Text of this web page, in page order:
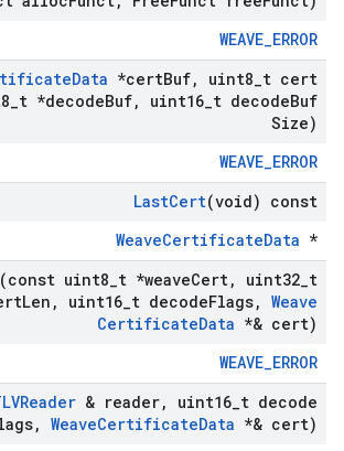
WEAVE_ERROR
Data *certBuf, uint8 t cert
t *decodeBuf, uint16 t decodeBuf
Size)
WEAVE_ERROR
LastCert(void) const
WeaveCertificateData *
(const uint8 t *weaveCert, uint32 t
Len , uint16 t decodeFlags, Weave
CertificateData *& cert)
WEAVE_ERROR
& reader, uint16 t decode
, WeaveCertificateData *& cert)